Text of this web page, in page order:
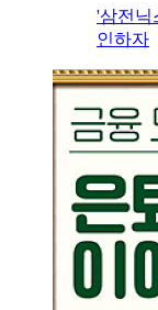
'삼전닉
인하자